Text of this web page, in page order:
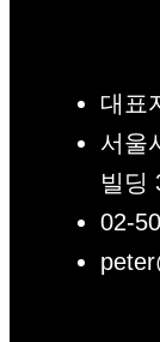
대표
서울
빌딩
02-